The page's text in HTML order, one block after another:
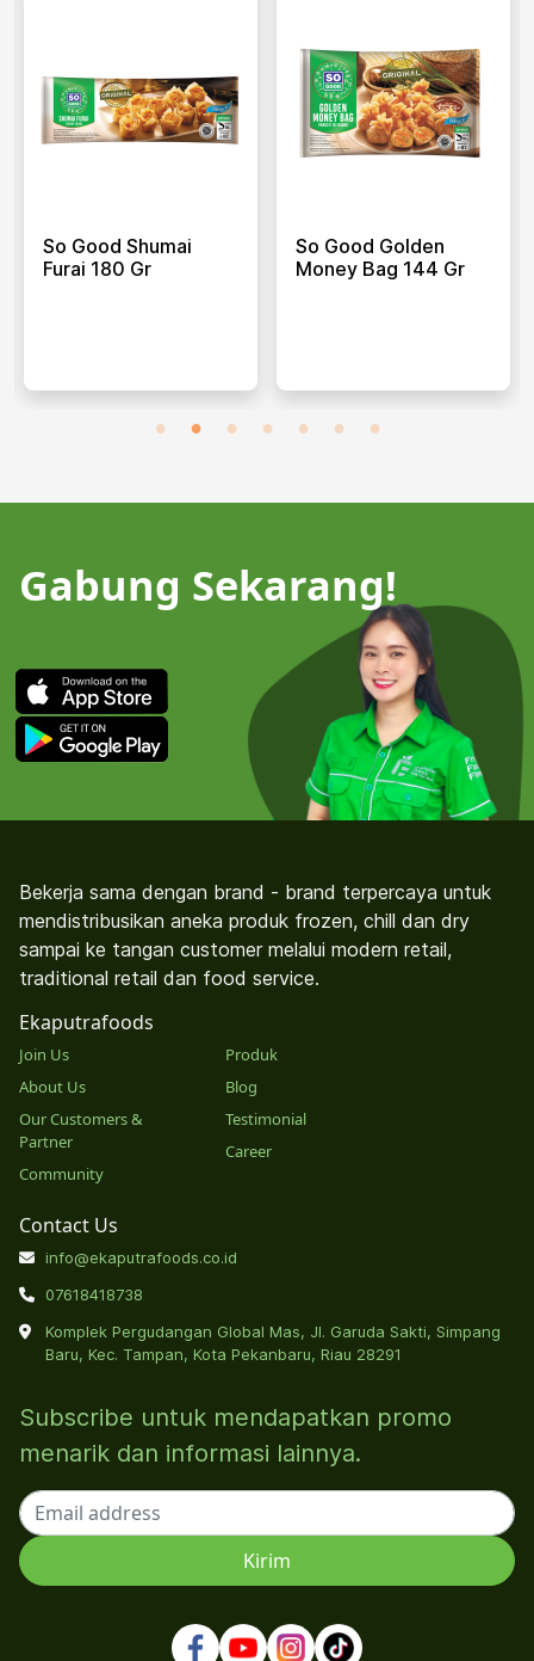
So Good Shumai
Furai 180 Gr
So Good Golden
Money Bag 144 Gr
Gabung Sekarang!
Bekerja sama dengan brand - brand terpercaya untuk
mendistribusikan aneka produk frozen, chill dan dry
sampai ke tangan customer melalui modern retail,
traditional retail dan food service.
Ekaputrafoods
Join Us
About Us
Our Customers &
Partner
Community
Produk
Blog
Testimonial
Career
Contact Us
info@ekaputrafoods.co.id
07618418738
Komplek Pergudangan Global Mas, Jl. Garuda Sakti, Simpang
Baru, Kec. Tampan, Kota Pekanbaru, Riau 28291
Subscribe untuk mendapatkan promo
menarik dan informasi lainnya.